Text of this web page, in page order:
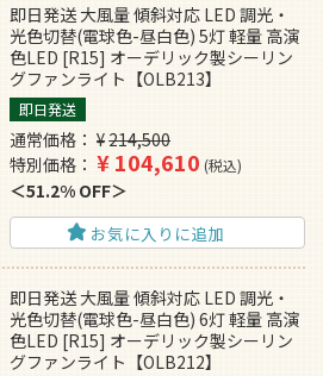
即日発送 大風量 傾斜対応 LED 調光・
光色切替(電球色-昼白色) 5灯 軽量 高演
色LED [R15] オーデリック製シーリン
グファンライト【OLB213】
即日発送
通常価格 ¥214,500
特別価格
¥104,610 税込
51.2% OFF
お気に入りに追加
即日発送 大風量 傾斜対応 LED 調光・
光色切替(電球色-昼白色) 6灯 軽量 高演
色LED [R15] オーデリック製シーリン
グファンライト【OLB212】